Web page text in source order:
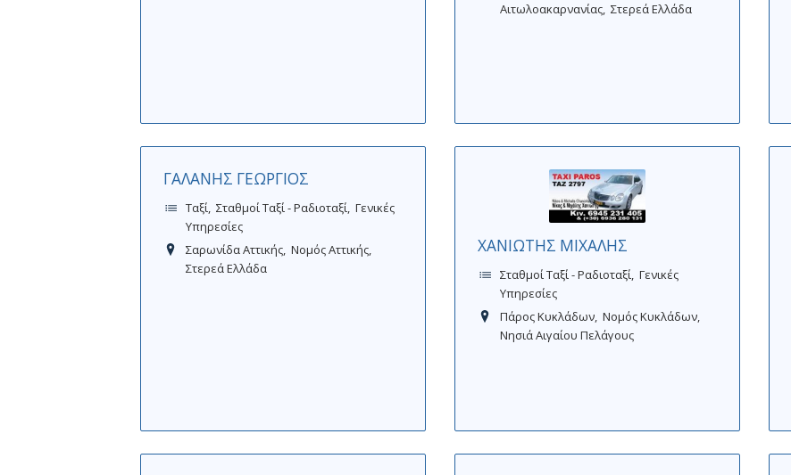
Αιτωλοακαρνανίας Στερεά Ελλάδα
ΓΑΛΑΝΗΣ ΓΕΩΡΓΙΟΣ
Ταξί Σταθμοί Ταξί - Ραδιοταξί Γενικές
Υπηρεσίες
Σαρωνίδα Αττικής Νομός Αττικής
Στερεά Ελλάδα
ΧΑΝΙΩΤΗΣ ΜΙΧΑΛΗΣ
Σταθμοί Ταξί - Ραδιοταξί Γενικές
Υπηρεσίες
Πάρος Κυκλάδων Νομός Κυκλάδων
Νησιά Αιγαίου Πελάγους